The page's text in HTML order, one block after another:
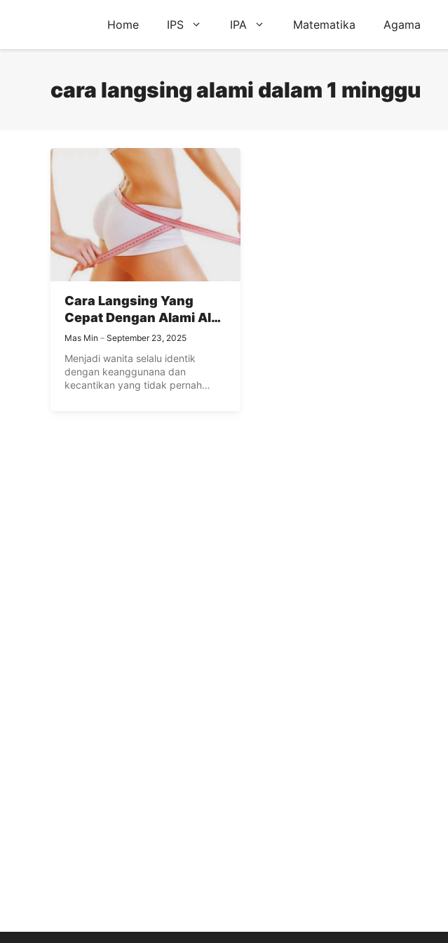
Home IPS IPA Matematika Agama
cara langsing alami dalam 1 minggu
Cara Langsing Yang
Cepat Dengan Alami Ala
Cewe Jepang
Mas Min September 23, 2025
Menjadi wanita selalu identik
dengan keanggunana dan
kecantikan yang tidak pernah